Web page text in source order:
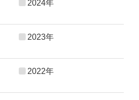
2024年
2023年
2022年